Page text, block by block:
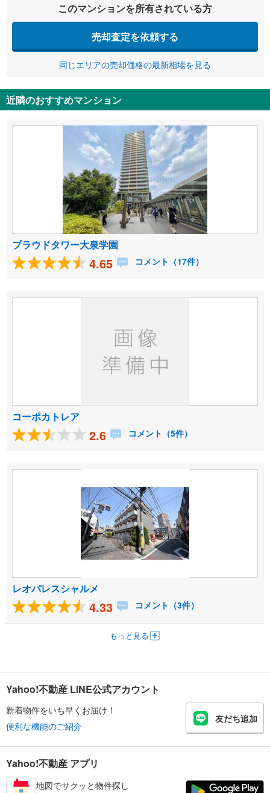
このマンションを所有されている方
売却査定を依頼する
同じエリアの売却価格の最新相場を見る
近隣のおすすめマンション
プラウドタワー大泉学園
4.65 コメント（17件）
コーポカトレア
2.6 コメント（5件）
レオパレスシャルメ
4.33 コメント（3件）
もっと見る
Yahoo!不動産 LINE公式アカウント
新着物件をいち早くお届け！
便利な機能のご紹介
友だち追加
Yahoo!不動産 アプリ
地図でサクッと物件探し